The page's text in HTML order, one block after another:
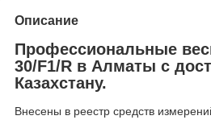
Описание
Профессиональные
30/F1/R в Алматы с
Казахстану.
Внесены в реестр средств